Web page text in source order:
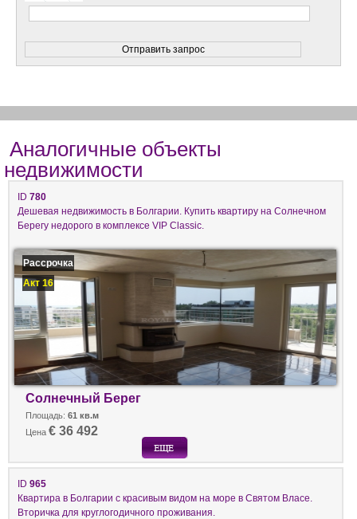
Аналогичные объекты
недвижимости
ID 780
Дешевая недвижимость в Болгарии. Купить квартиру на Солнечном
Берегу недорого в комплексе VIP Classic.
Рассрочка
Акт 16
Солнечный Берег
Площадь: 61 кв.м
Цена € 36 492
ID 965
Квартира в Болгарии с красивым видом на море в Святом Власе.
Вторичка для круглогодичного проживания.